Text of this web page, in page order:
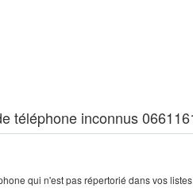
téléphone inconnus
qui n'est pas répertorié dans vos